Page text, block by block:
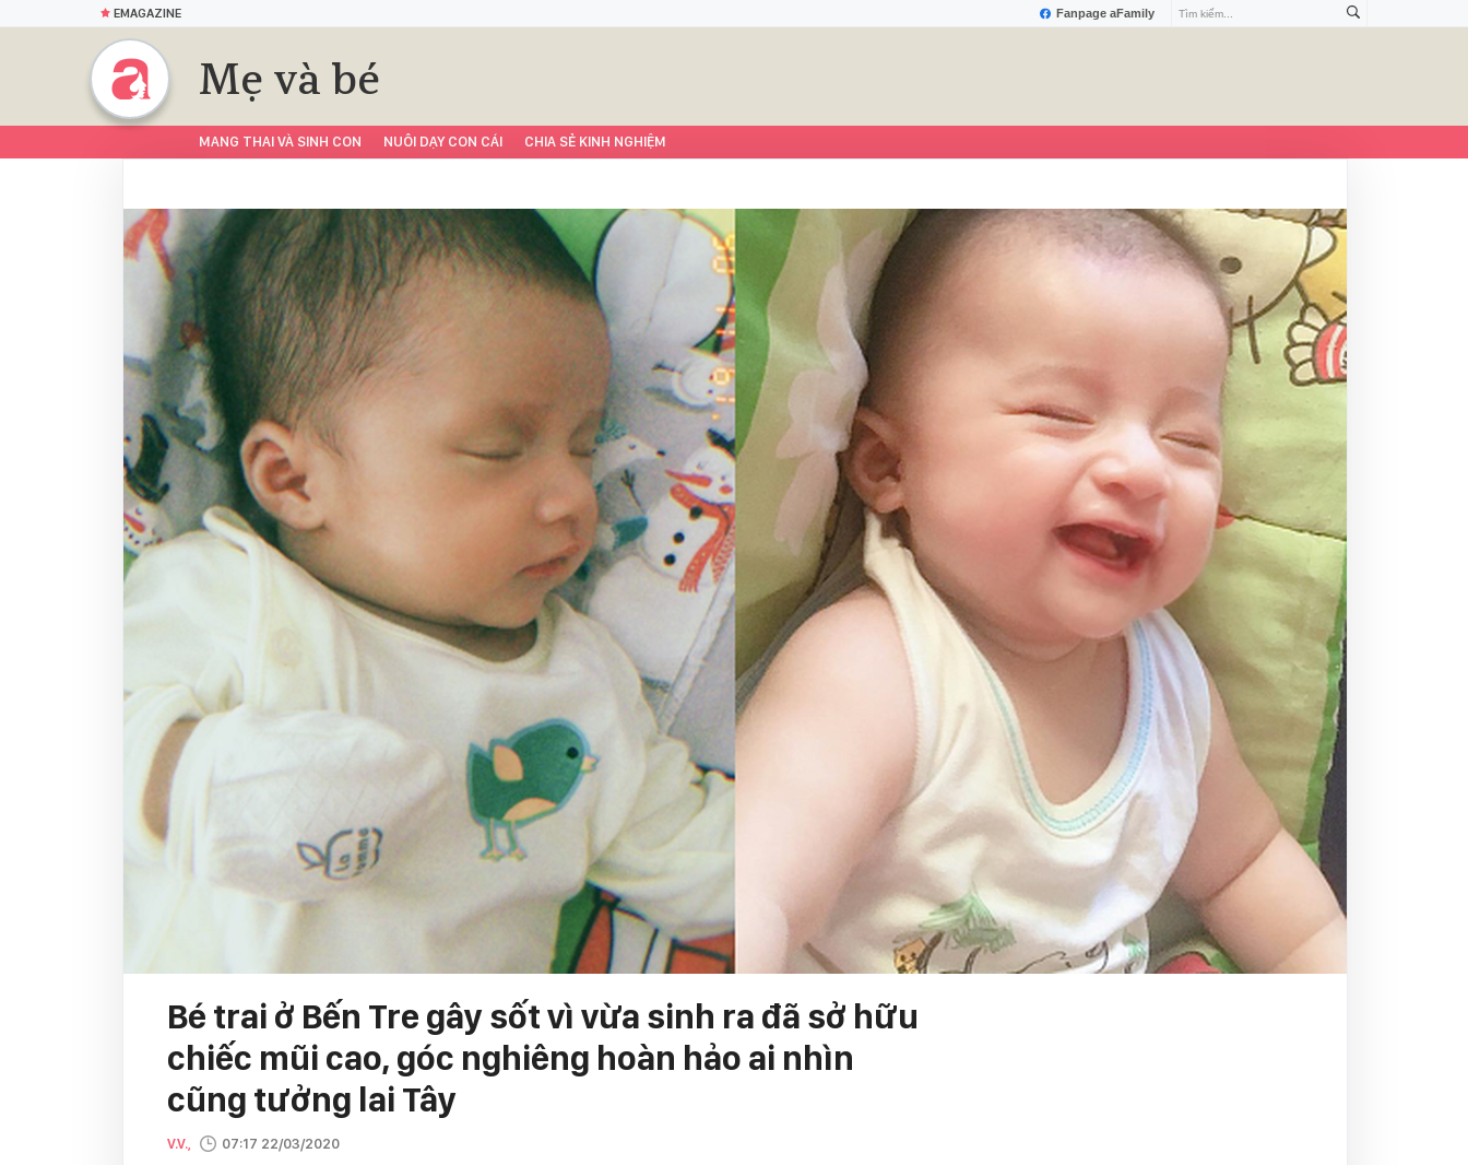
Fanpage aFamily
EMAGAZINE
Mẹ và bé
MANG THAI VÀ SINH CON NUÔI DẠY CON CÁI CHIA SẺ KINH NGHIỆM
Bé trai ở Bến Tre gây sốt vì vừa sinh ra đã sở hữu
chiếc mũi cao, góc nghiêng hoàn hảo ai nhìn
cũng tưởng lai Tây
V.V., 07:17 22/03/2020